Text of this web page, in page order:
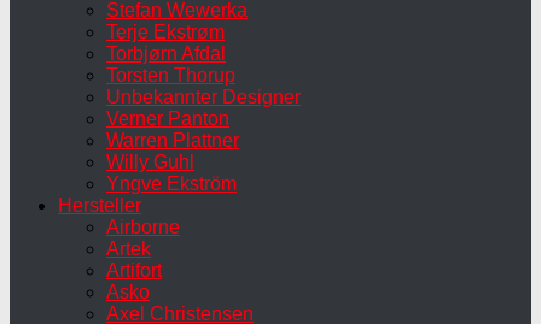
Stefan Wewerka
Terje Ekstrøm
Torbjørn Afdal
Torsten Thorup
Unbekannter Designer
Verner Panton
Warren Plattner
Willy Guhl
Yngve Ekström
Hersteller
Airborne
Artek
Artifort
Asko
Axel Christensen